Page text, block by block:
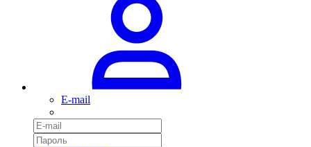
E-mail